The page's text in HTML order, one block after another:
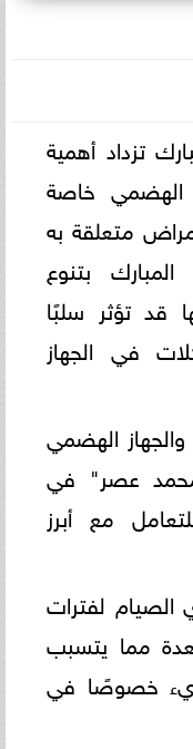
تزداد أهمية
الهضمي خاصة
متعلقة به
بتنوع
قد تؤثر سلبًا
في الجهاز
والجهاز الهضمي
محمد عصر" في
مع أبرز
الصيام لفترات
مما يتسبب
خصوصًا في